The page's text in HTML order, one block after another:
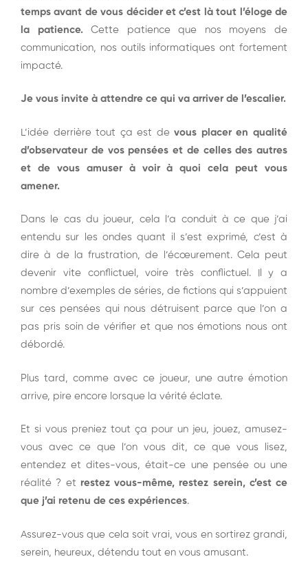
temps avant de vous décider et c’est là tout l’éloge de
la patience. Cette patience que nos moyens de
communication, nos outils informatiques ont fortement
impacté.
Je vous invite à attendre ce qui va arriver de l’escalier.
L’idée derrière tout ça est devous placer en qualité
d’observateur de vos pensées et de celles des autres
et de vous amuser à voir à quoi cela peut vous
amener.
Dans le cas du joueur, cela l’a conduit à ce que j’ai
entendu sur les ondes quant il s’est exprimé, c’est à
dire à de la frustration, de l’écœurement. Cela peut
devenir vite conflictuel, voire très conflictuel. Il y a
nombre d’exemples de séries, de fictions qui s’appuient
sur ces pensées qui nous détruisent parce que l’on a
pas pris soin de vérifier et que nos émotions nous ont
débordé.
Plus tard, comme avec ce joueur, une autre émotion
arrive, pire encore lorsque la vérité éclate.
Et si vous preniez tout ça pour un jeu, jouez, amusez-
vous avec ce que l’on vous dit, ce que vous lisez,
entendez et dites-vous, était-ce une pensée ou une
réalité ? et restez vous-même, restez serein, c’est ce
que j’ai retenu de ces expériences.
Assurez-vous que cela soit vrai, vous en sortirez grandi,
serein, heureux, détendu tout en vous amusant.